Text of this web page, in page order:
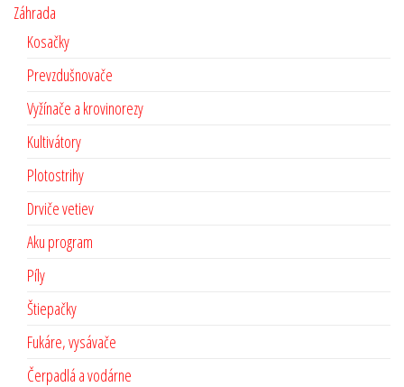
Záhrada
Kosačky
Prevzdušnovače
Vyžínače a krovinorezy
Kultivátory
Plotostrihy
Drviče vetiev
Aku program
Píly
Štiepačky
Fukáre, vysávače
Čerpadlá a vodárne